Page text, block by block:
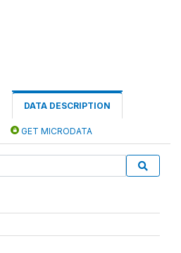
DATA DESCRIPTION
GET MICRODATA